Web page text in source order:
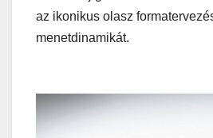
az ikonikus olasz
menetdinamikát.